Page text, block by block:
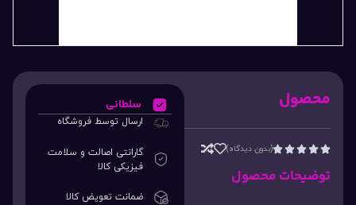
محصول




(بدون دیدگاه)
توضیحات محصول
سلطانی
ارسال توسط فروشگاه
گارانتی اصالت و سلامت
فیزیکی کالا
ضمانت تعویض کالا